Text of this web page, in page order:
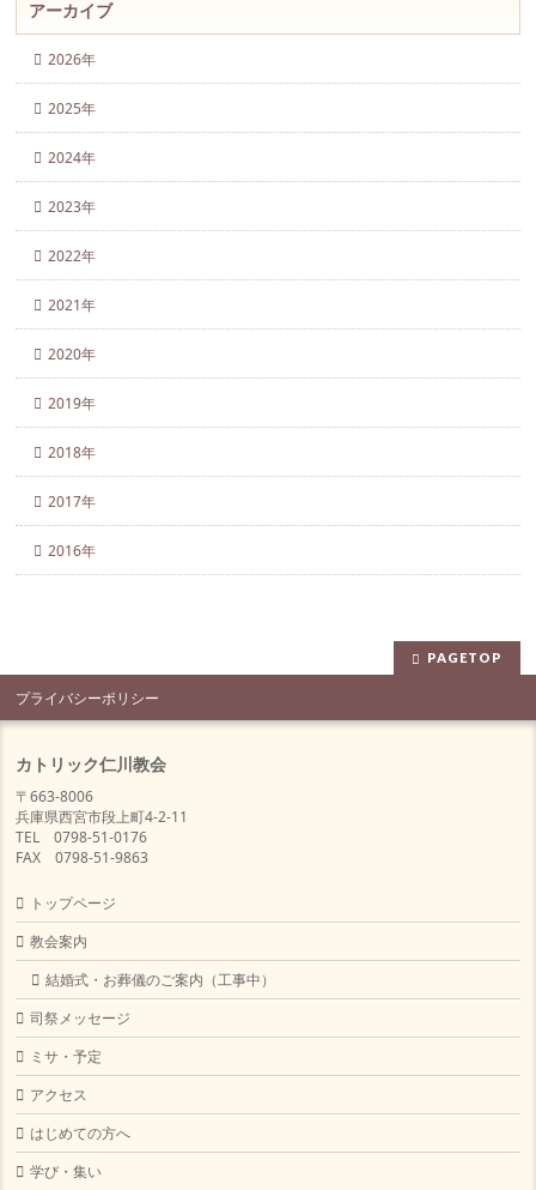
アーカイブ
2026年
2025年
2024年
2023年
2022年
2021年
2020年
2019年
2018年
2017年
2016年
PAGETOP
プライバシーポリシー
カトリック仁川教会
〒663-8006
兵庫県西宮市段上町4-2-11
TEL 0798-51-0176
FAX 0798-51-9863
トップページ
教会案内
結婚式・お葬儀のご案内（工事中）
司祭メッセージ
ミサ・予定
アクセス
はじめての方へ
学び・集い